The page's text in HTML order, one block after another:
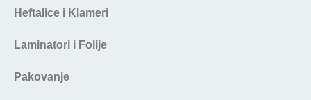
Heftalice i Klameri
Laminatori i Folije
Pakovanje